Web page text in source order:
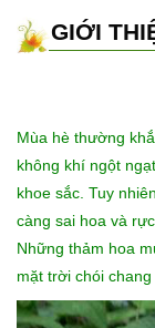
GIỚI
Mùa hè thường
không khí ngột
khoe sắc. Tuy
càng sai hoa và
Những thảm hoa
mặt trời chói